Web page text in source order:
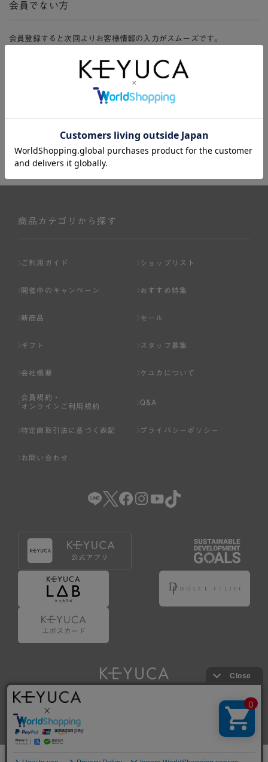
会員でない方
会員登録すると次回よりお客様情報の入力がスムーズです。
ージ、購入履歴をご利用いただけます。
商品カテゴリから探す
ご利用ガイド ショップリスト
開催中のキャンペーン おすすめ特集
新商品 セール
ギフト スタッフ募集
会社概要 ケユカについて
会員規約・
オンラインご利用規約
Q&A
特定商取引法に基づく表記 プライバシーポリシー
お問い合わせ
Copyright © KAWAJUN Co., Ltd. All Rights Reserved.